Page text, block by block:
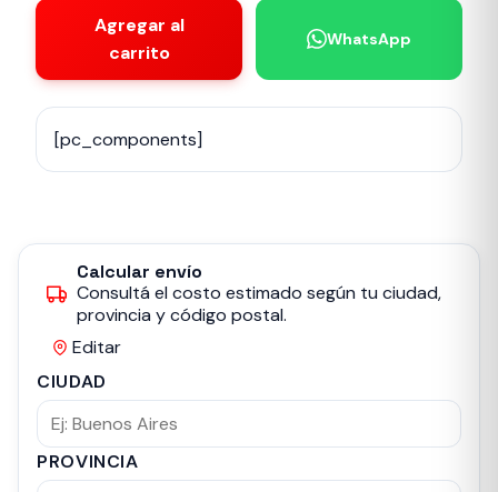
Agregar al
carrito
WhatsApp
[pc_components]
Calcular envío
Consultá el costo estimado según tu ciudad,
provincia y código postal.
Editar
CIUDAD
PROVINCIA